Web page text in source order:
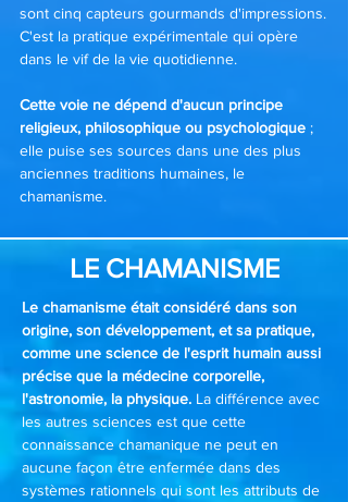
sont cinq capteurs gourmands d'impressions.
C'est la pratique expérimentale qui opère
dans le vif de la vie quotidienne.
Cette voie ne dépend d'aucun principe
religieux, philosophique ou psychologique ;
elle puise ses sources dans une des plus
anciennes traditions humaines, le
chamanisme.
LE CHAMANISME
Le chamanisme était considéré dans son
origine, son développement, et sa pratique,
comme une science de l'esprit humain aussi
précise que la médecine corporelle,
l'astronomie, la physique. La différence avec
les autres sciences est que cette
connaissance chamanique ne peut en
aucune façon être enfermée dans des
systèmes rationnels qui sont les attributs de